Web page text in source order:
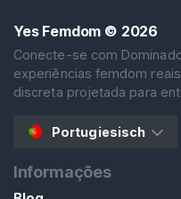
Yes Femdom © 2026
Conecte-se com
experiências femdom
discreta projetada para
Portugiesisch
Informações
a
ç
ã
o
à
D
e